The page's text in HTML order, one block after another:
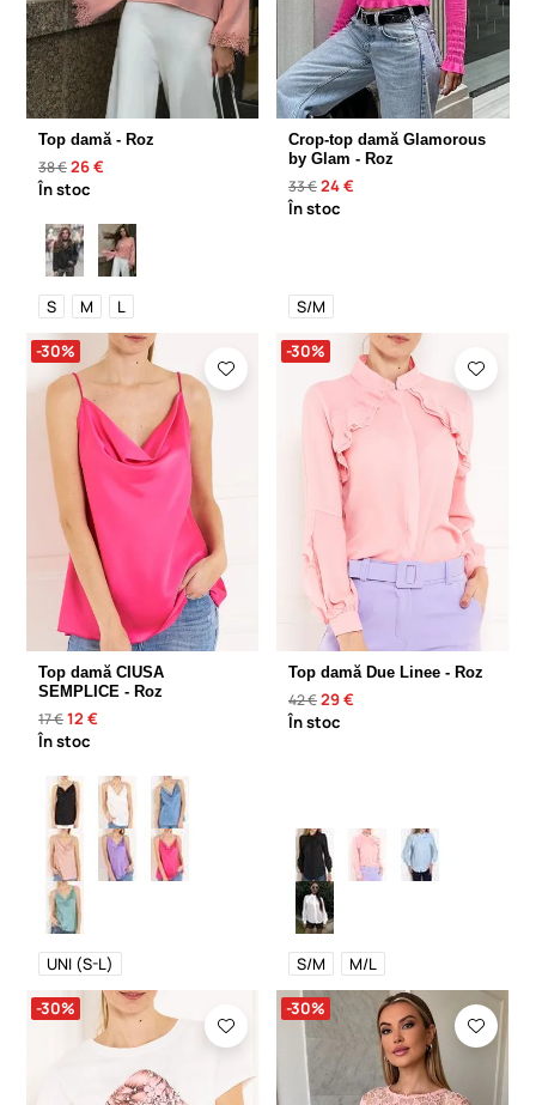
Top damă - Roz
38 €26 €
În stoc
S M L
Crop-top damă Glamorous
by Glam - Roz
33 €24 €
În stoc
S/M
-30%
Top damă CIUSA
SEMPLICE - Roz
17 €12 €
În stoc
UNI (S-L)
-30%
Top damă Due Linee - Roz
42 €29 €
În stoc
S/M M/L
-30% -30%